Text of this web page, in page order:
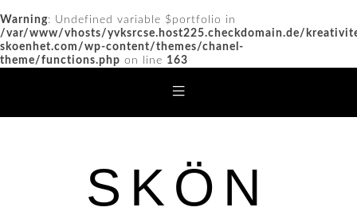
Warning: Undefined variable $portfolio in
/var/www/vhosts/yvksrcse.host225.checkdomain.de/
skoenhet.com/wp-content/themes/chanel-
theme/functions.php on line 163
SKÖN